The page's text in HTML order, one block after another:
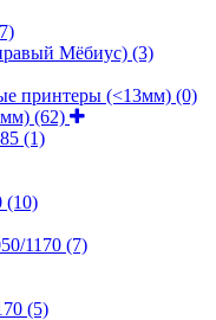
Мёбиус) (3)
принтеры (<13мм) (0)
(62)
(1)
(10)
1170 (7)
(5)